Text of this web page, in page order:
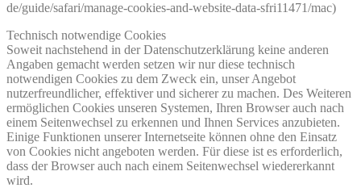
de/guide/safari/manage-cookies-and-website-data-sfri11471/mac)
Technisch notwendige Cookies
Soweit nachstehend in der Datenschutzerklärung keine anderen
Angaben gemacht werden setzen wir nur diese technisch
notwendigen Cookies zu dem Zweck ein, unser Angebot
nutzerfreundlicher, effektiver und sicherer zu machen. Des Weiteren
ermöglichen Cookies unseren Systemen, Ihren Browser auch nach
einem Seitenwechsel zu erkennen und Ihnen Services anzubieten.
Einige Funktionen unserer Internetseite können ohne den Einsatz
von Cookies nicht angeboten werden. Für diese ist es erforderlich,
dass der Browser auch nach einem Seitenwechsel wiedererkannt
wird.